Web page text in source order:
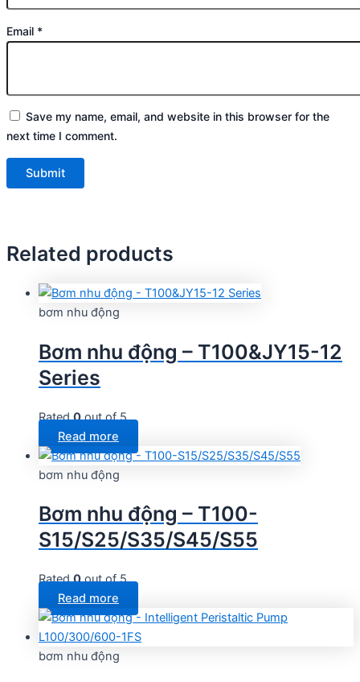
Email *
Save my name, email, and website in this browser for the
next time I comment.
Related products
bơm nhu động
Bơm nhu động – T100&JY15-12
Series
Rated0out of 5
Read more
bơm nhu động
Bơm nhu động – T100-
S15/S25/S35/S45/S55
Rated0out of 5
Read more
bơm nhu động